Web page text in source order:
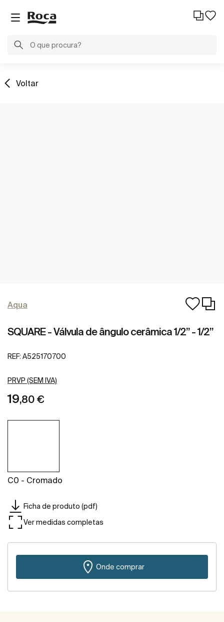
Voltar
Aqua
SQUARE - Válvula de ângulo cerâmica 1/2” - 1/2”
REF: A525170700
PRVP (SEM IVA)
19,80 €
C0 - Cromado
Ficha de produto (pdf)
Ver medidas completas
Onde comprar